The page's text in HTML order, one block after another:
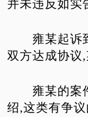
并未违反如实
雍某起诉到
双方达成协议
雍某的案件
绍,这类有争